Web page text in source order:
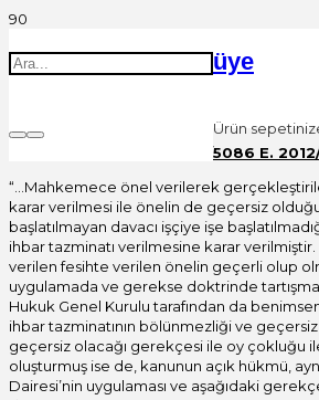
üye
Ürün
Yargıtay 9.HD. 2012/5086 E.
“…Mahkemece önel verilerek
karar verilmesi ile önelin de geçersiz
başlatılmayan davacı işçiye işe
ihbar tazminatı verilmesine karar
verilen fesihte verilen önelin geçerli olup
uygulamada ve gerekse doktrinde
Hukuk Genel Kurulu tarafından da
ihbar tazminatının bölünmezliği ve
geçersiz olacağı gerekçesi ile oy çokluğu
oluşturmuş ise de, kanunun açık hükmü,
Dairesi’nin uygulaması ve aşağıdaki